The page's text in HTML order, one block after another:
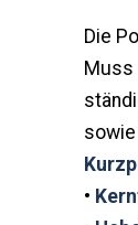
Die
Muss
•